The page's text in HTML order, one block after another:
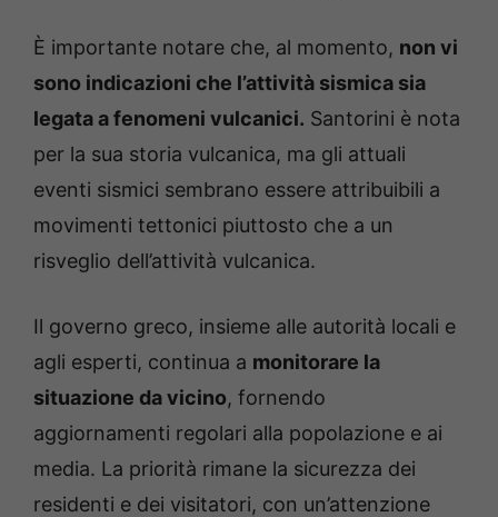
È importante notare che, al momento, non vi
sono indicazioni che l’attività sismica sia
legata a fenomeni vulcanici. Santorini è nota
per la sua storia vulcanica, ma gli attuali
eventi sismici sembrano essere attribuibili a
movimenti tettonici piuttosto che a un
risveglio dell’attività vulcanica.
Il governo greco, insieme alle autorità locali e
agli esperti, continua a monitorare la
situazione da vicino, fornendo
aggiornamenti regolari alla popolazione e ai
media. La priorità rimane la sicurezza dei
residenti e dei visitatori, con un’attenzione